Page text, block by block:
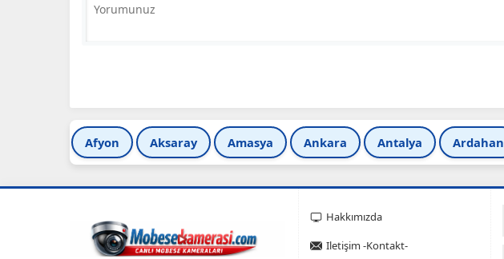
Afyon Aksaray Amasya Ankara Antalya Ardahan
Hakkımızda
Iletişim -Kontakt-